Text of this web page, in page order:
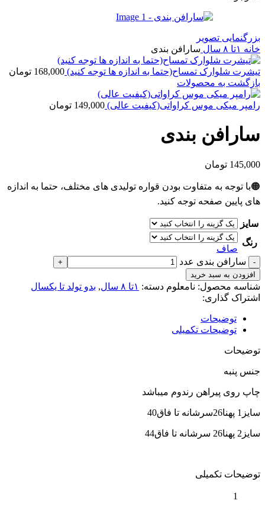
بزرگنمایی تصویر
خانه ۱تا ۸ سال سارافن بندی
تیشرت شلوارک تمساح(حتما به اندازه ها توجه کنید) 168,000 تومان
بازگشت به محصولات
رامپر میکی موس کراواتی(کیفیت عالی) 149,000 تومان
سارافن بندی
145,000 تومان
🟠با توجه به متفاوت بودن قواره تولیدی های مختلف، حتما به اندازه
های پایین صفحه توجه کنید.
سایز
رنگ
صاف
سارافن بندی عدد
افزودن به سبد خرید
شناسه محصول: نامعلوم دسته: ۱تا ۸ سال , بدو تولد تا یکسال
اشتراک گذاری:
توضیحات
توضیحات تکمیلی
توضیحات
جنس پنبه
چاپ روی پیراهن رندوم میباشد
سایز1 پهنا26سرشانه تا فاق40
سایز2 پهنا26 سرشانه تا فاق44
توضیحات تکمیلی
1